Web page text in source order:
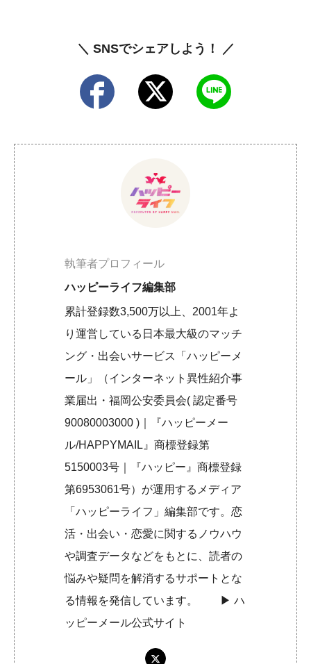
＼ SNSでシェアしよう！ ／
執筆者プロフィール
ハッピーライフ編集部
累計登録数3,500万以上、2001年よ
り運営している日本最大級のマッチ
ング・出会いサービス「ハッピーメ
ール」（インターネット異性紹介事
業届出・福岡公安委員会( 認定番号
90080003000 )｜『ハッピーメー
ル/HAPPYMAIL』商標登録第
5150003号｜『ハッピー』商標登録
第6953061号）が運用するメディア
「ハッピーライフ」編集部です。恋
活・出会い・恋愛に関するノウハウ
や調査データなどをもとに、読者の
悩みや疑問を解消するサポートとな
る情報を発信しています。 ▶︎ハ
ッピーメール公式サイト